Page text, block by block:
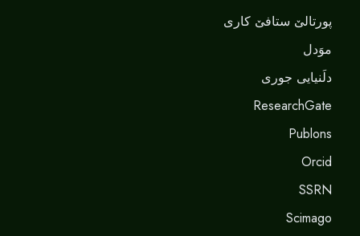
پورتالێ ستافێ کاری
موَدل
دلَنيايى جورى
ResearchGate
Publons
Orcid
SSRN
Scimago